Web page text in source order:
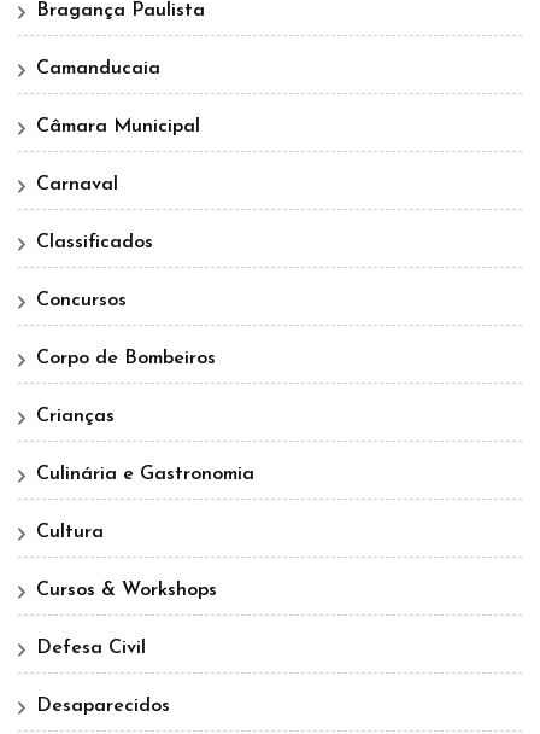
Bragança Paulista
Camanducaia
Câmara Municipal
Carnaval
Classificados
Concursos
Corpo de Bombeiros
Crianças
Culinária e Gastronomia
Cultura
Cursos & Workshops
Defesa Civil
Desaparecidos